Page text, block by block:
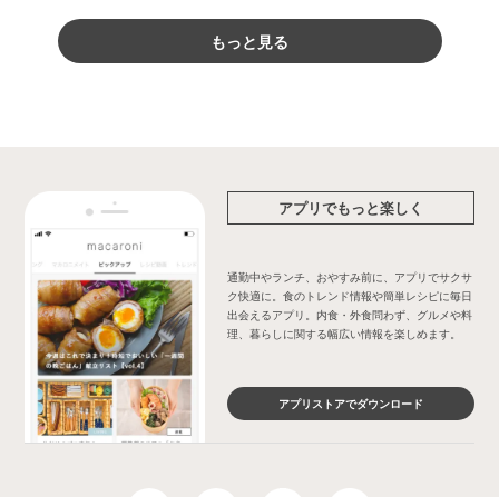
もっと見る
アプリでもっと楽しく
通勤中やランチ、おやすみ前に、アプリでサクサ
ク快適に。食のトレンド情報や簡単レシピに毎日
出会えるアプリ。内食・外食問わず、グルメや料
理、暮らしに関する幅広い情報を楽しめます。
アプリストアでダウンロード